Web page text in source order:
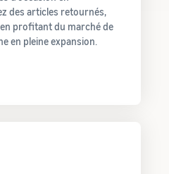
des articles retournés,
profitant du marché de
en pleine expansion.